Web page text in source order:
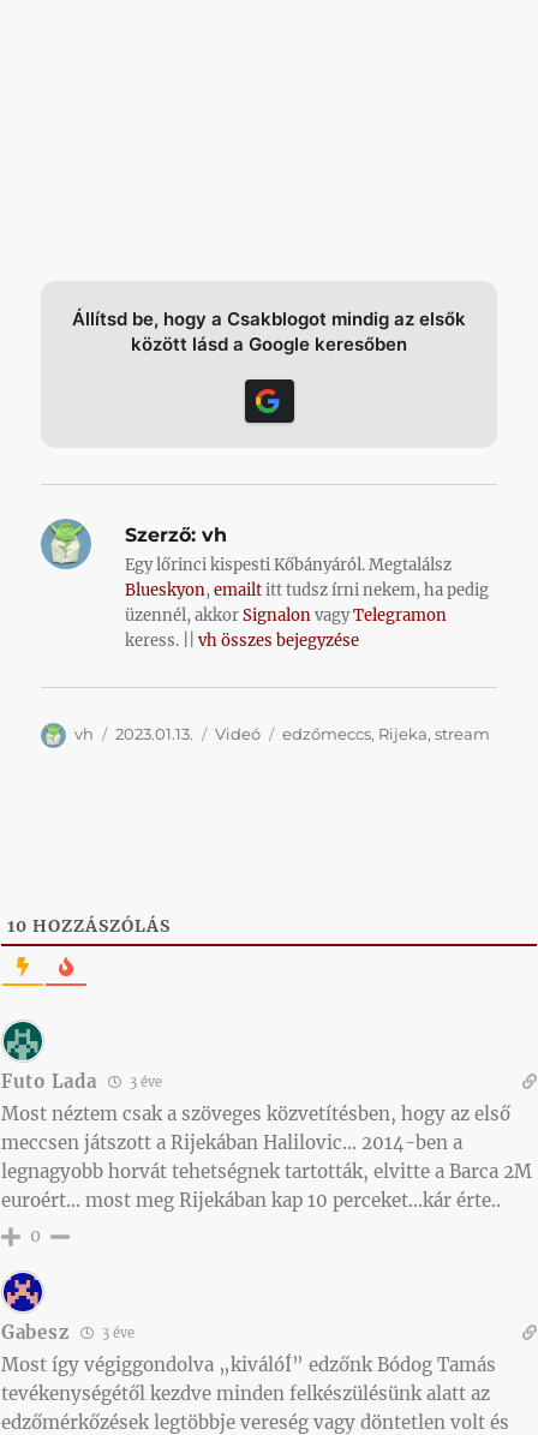
Állítsd be, hogy a Csakblogot mindig az elsők
között lásd a Google keresőben
Szerző: vh
Egy lőrinci kispesti Kőbányáról. Megtalálsz
Blueskyon,emailtitt tudsz írni nekem, ha pedig
üzennél, akkorSignalonvagyTelegramon
keress. ||vh összes bejegyzése
Szerző
vh Közzétéve
2023.01.13. Kategória
Videó Címke
edzőmeccs, Rijeka,stream
10 HOZZÁSZÓLÁS
Futo Lada 3 éve
Most néztem csak a szöveges közvetítésben, hogy az első
meccsen játszott a Rijekában Halilovic… 2014-ben a
legnagyobb horvát tehetségnek tartották, elvitte a Barca 2M
euroért… most meg Rijekában kap 10 perceket…kár érte..
0
Gabesz 3 éve
Most így végiggondolva „kiválóÍ” edzőnk Bódog Tamás
tevékenységétől kezdve minden felkészülésünk alatt az
edzőmérkőzések legtöbbje vereség vagy döntetlen volt és